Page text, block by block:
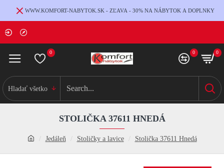
WWW.KOMFORT-NABYTOK.SK - ZĽAVA - 30% NA NÁBYTOK A DOPLNKY
0 0 0
Hladať všetko
Jedáleň Stoličky a lavice Stolička 37611 Hnedá
STOLIČKA 37611 HNEDÁ